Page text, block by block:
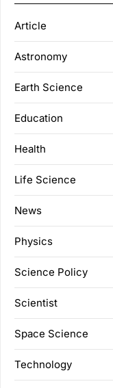
Article
Astronomy
Earth Science
Education
Health
Life Science
News
Physics
Science Policy
Scientist
Space Science
Technology